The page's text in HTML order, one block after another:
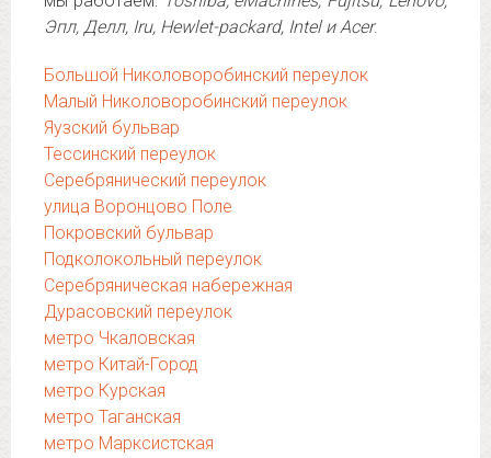
Эпл, Делл, Iru, Hewlet-packard, Intel и Acer.
Большой Николоворобинский переулок
Малый Николоворобинский переулок
Яузский бульвар
Тессинский переулок
Серебрянический переулок
улица Воронцово Поле
Покровский бульвар
Подколокольный переулок
Серебряническая набережная
Дурасовский переулок
метро Чкаловская
метро Китай-Город
метро Курская
метро Таганская
метро Марксистская